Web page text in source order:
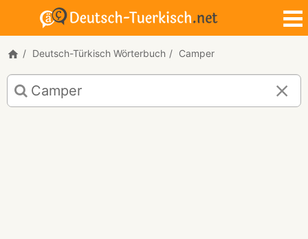
Deutsch-Türkisch Wörterbuch Camper
Deutsch-
Türkisch
Übersetzung